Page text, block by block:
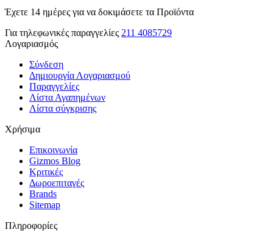
Έχετε 14 ημέρες για να δοκιμάσετε τα Προϊόντα
Για τηλεφωνικές παραγγελίες 211 4085729
Λογαριασμός
Σύνδεση
Δημιουργία Λογαριασμού
Παραγγελίες
Λίστα Αγαπημένων
Λίστα σύγκρισης
Χρήσιμα
Επικοινωνία
Gizmos Blog
Κριτικές
Δωροεπιταγές
Brands
Sitemap
Πληροφορίες